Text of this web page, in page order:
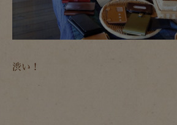
渋い！